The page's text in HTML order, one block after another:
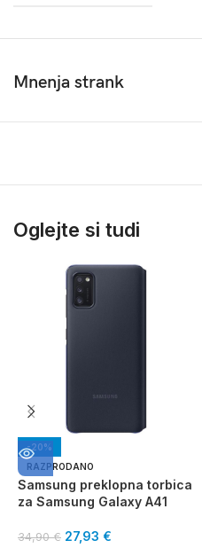
Mnenja strank
Oglejte si tudi
-20%
RAZPRODANO
Samsung preklopna torbica
za Samsung Galaxy A41
34,90€ 27,93 €